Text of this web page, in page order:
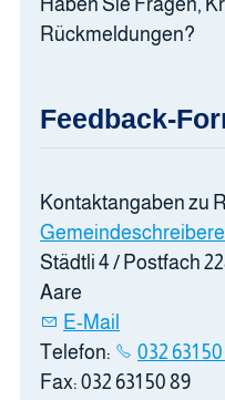
Rückmeldungen?
Feedback-
Kontaktangaben zu
Städtli 4 / Postfach
Aare
E-Mail
Telefon:
032 631
Fax: 032 631 50 89